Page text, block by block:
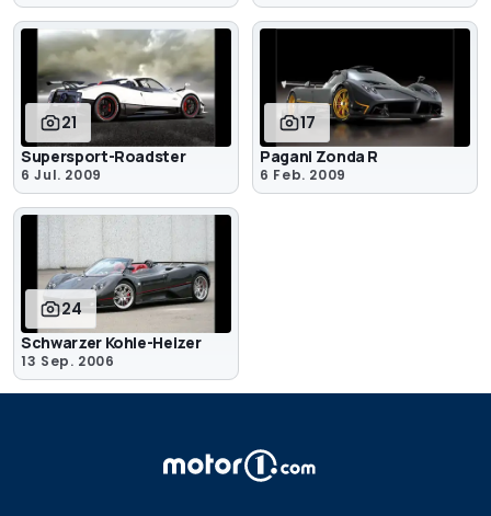
21
Supersport-Roadster
6 Jul. 2009
17
Pagani Zonda R
6 Feb. 2009
24
Schwarzer Kohle-Heizer
13 Sep. 2006